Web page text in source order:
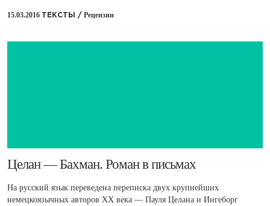
15.03.2016 ТЕКСТЫ / Рецензии
Целан — Бахман. Роман в письмах
На русский язык переведена переписка двух крупнейших
немецкоязычных авторов ХХ века — Пауля Целана и Ингеборг